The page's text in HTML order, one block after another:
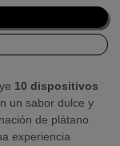
10 dispositivos
un sabor dulce y
de plátano
experiencia